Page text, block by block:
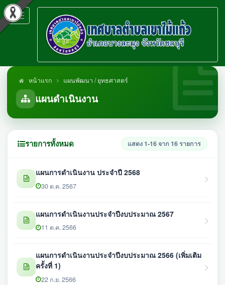
Toggle
navigation
หน้าแรก แผนพัฒนา / ยุทธศาสตร์
แผนดำเนินงาน
รายการทั้งหมด แสดง 1-16 จาก 16 รายการ
แผนการดำเนินงาน ประจำปี 2568
30 ต.ค. 2567
แผนการดำเนินงานประจำปีงบประมาณ 2567
11 ต.ค. 2566
แผนการดำเนินงานประจำปีงบประมาณ 2566 (เพิ่มเติม
ครั้งที่ 1)
22 ก.ย. 2566